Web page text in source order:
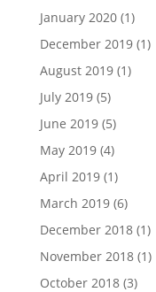
January 2020(1)
December 2019(1)
August 2019(1)
July 2019(5)
June 2019(5)
May 2019(4)
April 2019(1)
March 2019(6)
December 2018(1)
November 2018(1)
October 2018(3)